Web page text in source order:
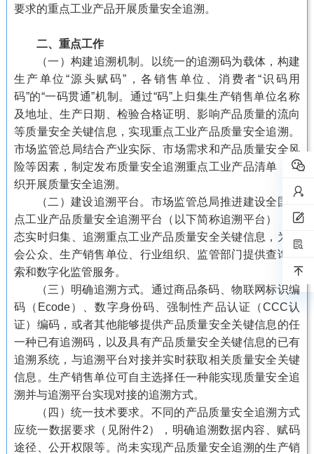
要求的重点工业产品开展质量安全追溯。
二、重点工作
（一）构建追溯机制。以统一的追溯码为载体，构建
生产单位“源头赋码”，各销售单位、消费者“识码用
码”的“一码贯通”机制。通过“码”上归集生产销售单位名称
及地址、生产日期、检验合格证明、影响产品质量的流向
等质量安全关键信息，实现重点工业产品质量安全追溯。
市场监管总局结合产业实际、市场需求和产品质量安全风
险等因素，制定发布质量安全追溯重点工业产品清单，组
织开展质量安全追溯。
（二）建设追溯平台。市场监管总局推进建设全国重
点工业产品质量安全追溯平台（以下简称追溯平台），动
态实时归集、追溯重点工业产品质量安全关键信息，为社
会公众、生产销售单位、行业组织、监管部门提供查询检
索和数字化监管服务。
（三）明确追溯方式。通过商品条码、物联网标识编
码（Ecode）、数字身份码、强制性产品认证（CCC认
证）编码，或者其他能够提供产品质量安全关键信息的任
一种已有追溯码，以及具有产品质量安全关键信息的已有
追溯系统，与追溯平台对接并实时获取相关质量安全关键
信息。生产销售单位可自主选择任一种能实现质量安全追
溯并与追溯平台实现对接的追溯方式。
（四）统一技术要求。不同的产品质量安全追溯方式
应统一数据要求（见附件2），明确追溯数据内容、赋码
途径、公开权限等。尚未实现产品质量安全追溯的生产销